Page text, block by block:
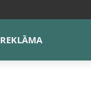
REKLĀMA